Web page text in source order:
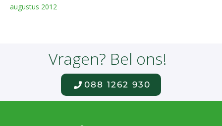
augustus 2012
Vragen? Bel ons!
088 1262 930